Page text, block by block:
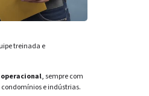
treinada e
, sempre com
e indústrias.